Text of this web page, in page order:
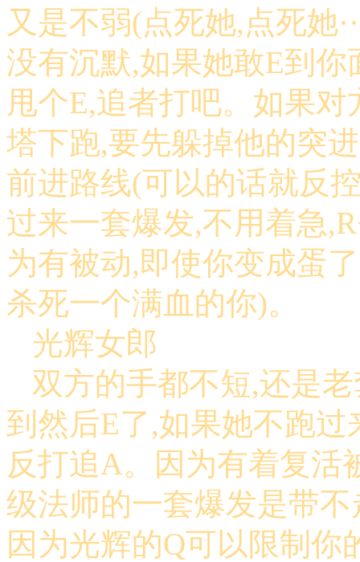
又是不弱(点死她,点死她
没有沉默,如果她敢E到
甩个E,追者打吧。如果
塔下跑,要先躲掉他的突
前进路线(可以的话就反
过来一套爆发,不用着急
为有被动,即使你变成蛋
杀死一个满血的你)。
光辉女郎
双方的手都不短,还是
到然后E了,如果她不跑
反打追A。因为有着复活
级法师的一套爆发是带
因为光辉的Q可以限制你